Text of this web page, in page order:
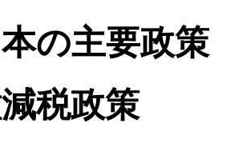
の主要政策
税政策